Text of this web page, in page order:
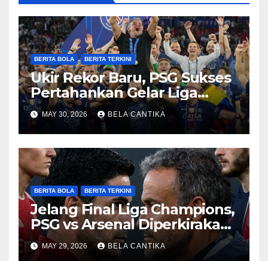
BERITA BOLA BERITA TERKINI
Ukir Rekor Baru, PSG Sukses
Pertahankan Gelar Liga
Champions
MAY 30, 2026 BELA CANTIKA
BERITA BOLA BERITA TERKINI
Jelang Final Liga Champions,
PSG vs Arsenal Diperkirakan
Sengit
MAY 29, 2026 BELA CANTIKA